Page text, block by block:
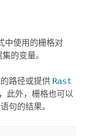
中使用的栅格对
的变量。
路径或提供 Rast
此外，栅格也可以
句的结果。